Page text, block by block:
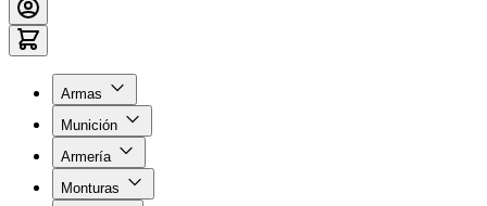
Armas
Munición
Armería
Monturas